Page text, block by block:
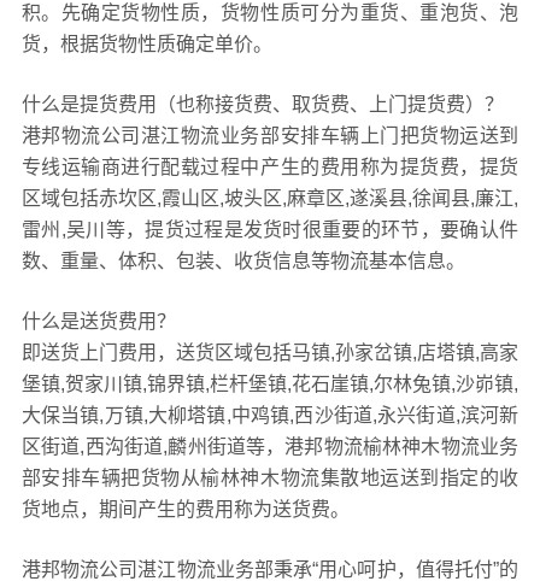
积。先确定货物性质，货物性质可分为重货、重泡货、泡
货，根据货物性质确定单价。
什么是提货费用（也称接货费、取货费、上门提货费）？
港邦物流公司湛江物流业务部安排车辆上门把货物运送到
专线运输商进行配载过程中产生的费用称为提货费，提货
区域包括赤坎区,霞山区,坡头区,麻章区,遂溪县,徐闻县,廉江,
雷州,吴川等，提货过程是发货时很重要的环节，要确认件
数、重量、体积、包装、收货信息等物流基本信息。
什么是送货费用？
即送货上门费用，送货区域包括马镇,孙家岔镇,店塔镇,高家
堡镇,贺家川镇,锦界镇,栏杆堡镇,花石崖镇,尔林兔镇,沙峁镇,
大保当镇,万镇,大柳塔镇,中鸡镇,西沙街道,永兴街道,滨河新
区街道,西沟街道,麟州街道等，港邦物流榆林神木物流业务
部安排车辆把货物从榆林神木物流集散地运送到指定的收
货地点，期间产生的费用称为送货费。
港邦物流公司湛江物流业务部秉承“用心呵护，值得托付”的